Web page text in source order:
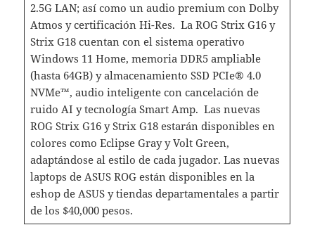
2.5G LAN; así como un audio premium con Dolby
Atmos y certificación Hi-Res. La ROG Strix G16 y
Strix G18 cuentan con el sistema operativo
Windows 11 Home, memoria DDR5 ampliable
(hasta 64GB) y almacenamiento SSD PCIe® 4.0
NVMe™, audio inteligente con cancelación de
ruido AI y tecnología Smart Amp. Las nuevas
ROG Strix G16 y Strix G18 estarán disponibles en
colores como Eclipse Gray y Volt Green,
adaptándose al estilo de cada jugador. Las nuevas
laptops de ASUS ROG están disponibles en la
eshop de ASUS y tiendas departamentales a partir
de los $40,000 pesos.